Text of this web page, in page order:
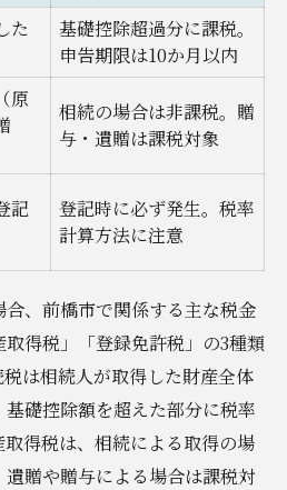
迷ったときの安心ガイド
場合の相談先まとめ
と注意点を押さえる
窓口でできること
い専門家の選び方
料相談活用術
橋市の相談窓口を活用しよう
談窓口比較一覧表
するメリットと注意点
政サポート内容紹介
ン相談の活用方法
定相続情報一覧図取得
産相続の具体的方法とは
た
基礎控除超過分に課税。
申告期限は10か月以内
原
相続の場合は非課税。贈
与・遺贈は課税対象
記
登記時に必ず発生。税率
計算方法に注意
、前橋市で関係する主な税金
得税」「登録免許税」の3種類
は相続人が取得した財産全体
礎控除額を超えた部分に税率
得税は、相続による取得の場
贈や贈与による場合は課税対